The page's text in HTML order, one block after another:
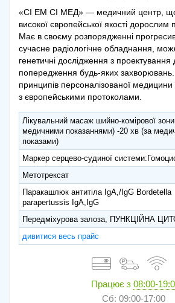
«СІ ЕМ СІ МЕД» — медичний центр,
високої європейської якості дорослим
Має в своєму розпорядженні
сучасне радіологічне обладнання,
генетичні дослідження з проектування
попередження будь-яких
принципів персоналізованої
з європейськими протоколами.
Лікувальний масаж шийно-комірової
медичними показаннями) -20 хв (за
показами)
Маркер серцево-судиної
Метотрексат
Паракашлюк антитіла IgA,/IgG Bordetella
parapertussis IgA,IgG
Передміхурова залоза, ПУНКЦІЙНА
дивитися весь прайс
Працює з 08:00-
Сб: 09:00-17:00